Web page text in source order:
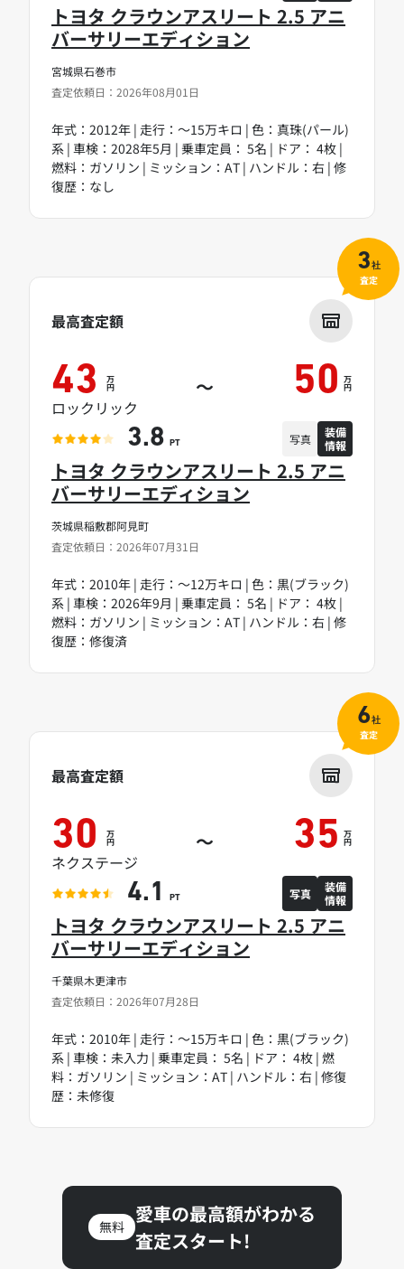
宮城県石巻市
査定依頼日：2026年08月01日
トヨタ クラウンアスリート 2.5 アニ
バーサリーエディション
年式：2012年 | 走行：～15万キロ | 色：真珠(パール)
系 | 車検：2028年5月 | 乗車定員： 5名 | ドア： 4枚 |
燃料：ガソリン | ミッション：AT | ハンドル：右 | 修
復歴：なし
茨城県稲敷郡阿見町
査定依頼日：2026年07月31日
トヨタ クラウンアスリート 2.5 アニ
バーサリーエディション
年式：2010年 | 走行：～12万キロ | 色：黒(ブラック)
系 | 車検：2026年9月 | 乗車定員： 5名 | ドア： 4枚 |
燃料：ガソリン | ミッション：AT | ハンドル：右 | 修
復歴：修復済
最高査定額
43 万
円 ～ 50 万
円
ロックリック
3.8 PT 写真
装備
情報
3社
査定
千葉県木更津市
査定依頼日：2026年07月28日
トヨタ クラウンアスリート 2.5 アニ
バーサリーエディション
年式：2010年 | 走行：～15万キロ | 色：黒(ブラック)
系 | 車検：未入力 | 乗車定員： 5名 | ドア： 4枚 | 燃
料：ガソリン | ミッション：AT | ハンドル：右 | 修復
歴：未修復
最高査定額
30 万
円 ～ 35 万
円
ネクステージ
4.1 PT 写真
装備
情報
6社
査定
無料
愛車の最高額がわかる
査定スタート!